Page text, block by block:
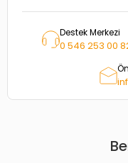
Destek Merkezi
0 546 253 00